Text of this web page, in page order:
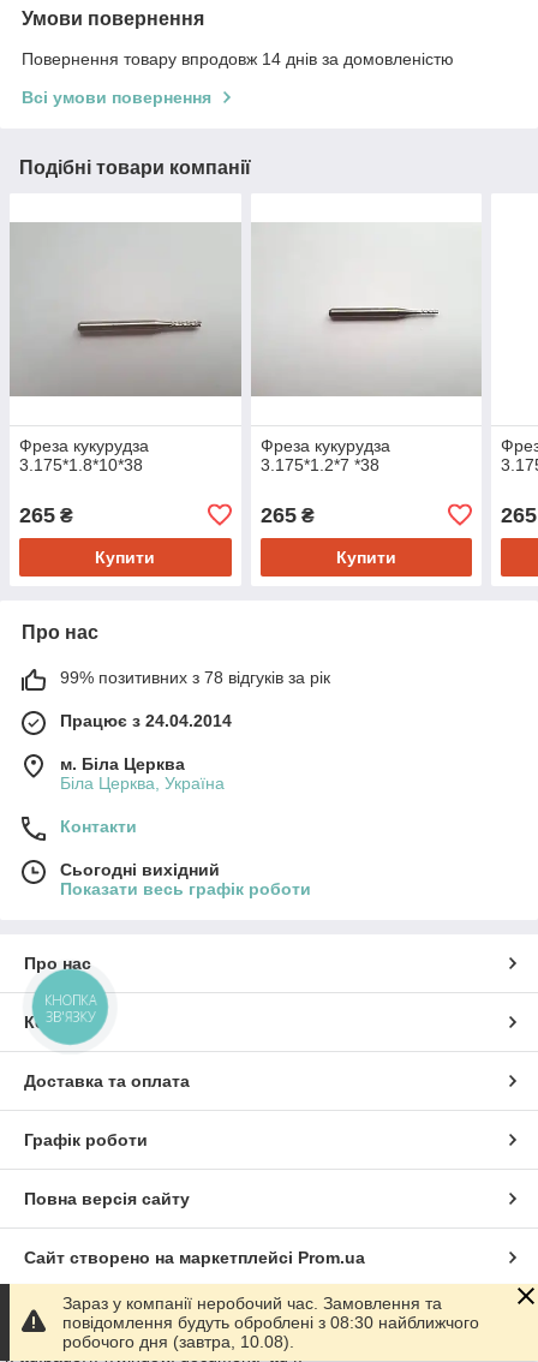
Умови повернення
Повернення товару впродовж 14 днів за домовленістю
Всі умови повернення
Подібні товари компанії
Фреза кукурудза
3.175*1.8*10*38
265 ₴
Купити
Фреза кукурудза
3.175*1.2*7 *38
265₴
Купити
265
Про нас
99% позитивних з 78 відгуків за рік
Працює з 24.04.2014
м. Біла Церква
Біла Церква, Україна
Контакти
Сьогодні вихідний
Показати весь графік роботи
Про нас
Контакти
Доставка та оплата
Графік роботи
Повна версія сайту
Сайт створено на маркетплейсі Prom.ua
Політика конфіденційності
Зараз у компанії неробочий час. Замовлення та
повідомлення будуть оброблені з 08:30 найближчого
робочого дня (завтра, 10.08).
'); ttq.page(); }(window, document, 'ttq');
КНОПКА
ЗВ'ЯЗКУ